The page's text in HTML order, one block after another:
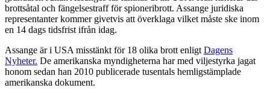
brottsåtal och fängelsestraff för spioneribrott. Assange juridiska
representanter kommer givetvis att överklaga vilket måste ske inom
en 14 dags tidsfrist ifrån idag.
Assange är i USA misstänkt för 18 olika brott enligtDagens
Nyheter. De amerikanska myndigheterna har med viljestyrka jagat
honom sedan han 2010 publicerade tusentals hemligstämplade
amerikanska dokument.